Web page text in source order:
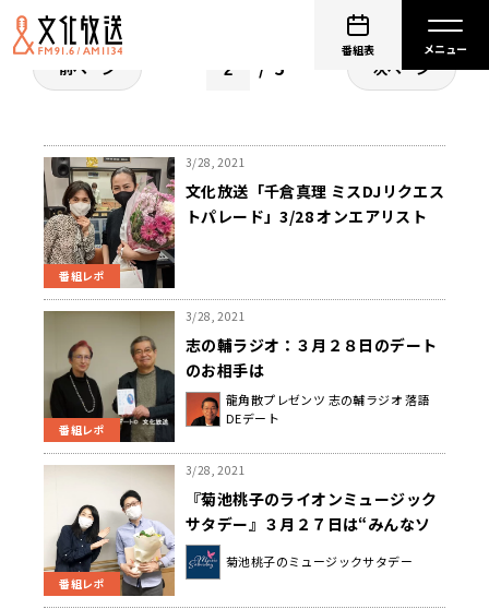
番組表
前ページ 5 次ページ
番組レポ
3/28, 2021
文化放送「千倉真理 ミスDJリクエス
トパレード」3/28 オンエアリスト
番組レポ
3/28, 2021
志の輔ラジオ：３月２８日のデート
のお相手は
龍角散プレゼンツ 志の輔ラジオ 落語
DEデート
番組レポ
3/28, 2021
『菊池桃子のライオンミュージック
サタデー』３月２７日は“みんなソ
ングコレクション”でした！
菊池桃子のミュージックサタデー